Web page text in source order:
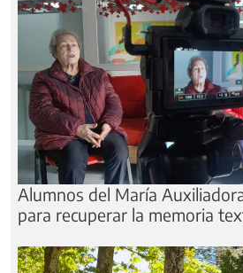
Alumnos del María
para recuperar la memoria